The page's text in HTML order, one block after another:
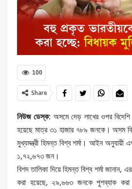
100
Share
নিউজ ডেস্ক: অসমে দেড় লাখের ওপর
হয়েছে মাত্র ৩১ হাজার ৭৮৯ জনকে। অসম
মুখ্যমন্ত্রী হিমন্ত বিশ্ব শর্মা। আইন অনুযায়ী
১,৭২,৬৭৩ জন।
বিশদ তালিকা দিয়ে হিমন্ত বিশ্ব শর্মা
করা হয়েছে, ২৯,৬৬৩ জনকে পুশব্যাক করা